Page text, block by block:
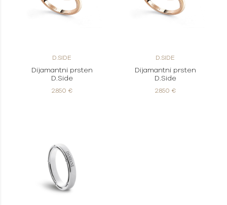
D.SIDE
Dijamantni prsten
D.Side
2.850 €
D.SIDE
Dijamantni prsten
D.Side
2.850 €